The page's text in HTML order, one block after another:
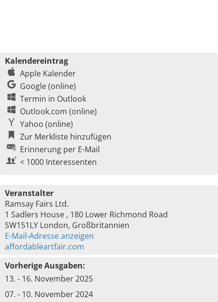
Kalendereintrag
Apple Kalender
Google (online)
Termin in Outlook
Outlook.com (online)
Yahoo (online)
Zur Merkliste hinzufügen
Erinnerung per E-Mail
< 1000 Interessenten
Veranstalter
Ramsay Fairs Ltd.
1 Sadlers House , 180 Lower Richmond Road
SW151LY London, Großbritannien
E-Mail-Adresse anzeigen
affordableartfair.com
Vorherige Ausgaben:
13. - 16. November 2025
07. - 10. November 2024